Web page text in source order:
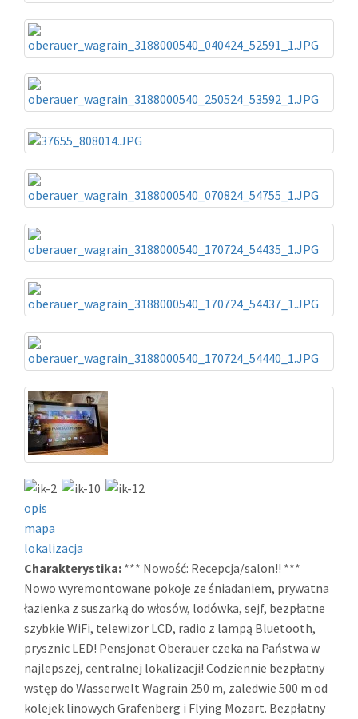
opis
mapa
lokalizacja
Charakterystika: *** Nowość: Recepcja/salon!! ***
Nowo wyremontowane pokoje ze śniadaniem, prywatna
łazienka z suszarką do włosów, lodówka, sejf, bezpłatne
szybkie WiFi, telewizor LCD, radio z lampą Bluetooth,
prysznic LED! Pensjonat Oberauer czeka na Państwa w
najlepszej, centralnej lokalizacji! Codziennie bezpłatny
wstęp do Wasserwelt Wagrain 250 m, zaledwie 500 m od
kolejek linowych Grafenberg i Flying Mozart. Bezpłatny